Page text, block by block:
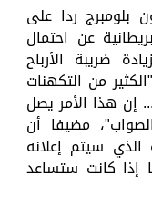
بلومبرج ردا على
عن احتمال
ضريبة الأرباح
من 28% حاليا إلى 39% "الكثير من التكهنات
إن هذا الأمر يصل
مضيفا أن
الذي سيتم إعلانه
إذا كانت ستساعد